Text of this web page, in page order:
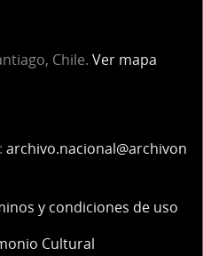
Chile. Ver mapa
archivo.nacional@archivon
y condiciones de uso
Cultural